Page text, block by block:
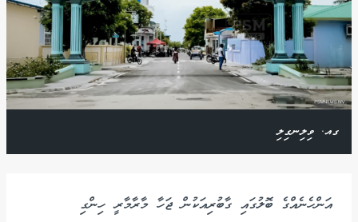
ގއ. ވިލިނގިލި
އަންހެނެއްގެ ބޮލުގައި ގާބުރިއަކުން ޖަހާ މާރާމާރީ ހިންގި